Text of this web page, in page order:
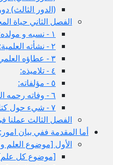
(الدور الثالث)
الفصل الثاني حياة
١ - نسبه و مولده:
٢ - نشأته العلمية:
٣ - عطاؤه العلمي:
٤ - تلاميذه:
٥ - مؤلفاته:
٦ - وفاته رحمه الله:
٧ - شي‏ء حول كتاب «كفاية الاصول»:
الفصل الثالث عملنا
أما المقدمة ففي بيان امور:
الأول‏ [موضوع العلم
[موضوع كل